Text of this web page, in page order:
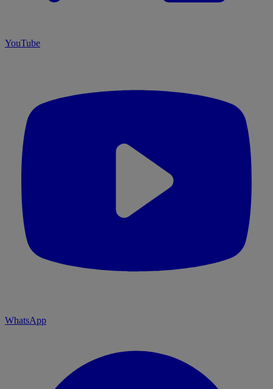
YouTube
WhatsApp